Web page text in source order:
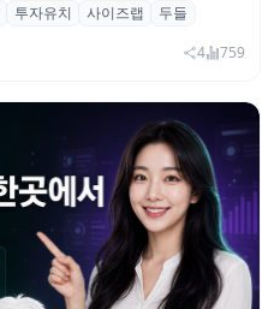
스트먼트로부터 시
투자유치 사이즈랩
두들
4 759